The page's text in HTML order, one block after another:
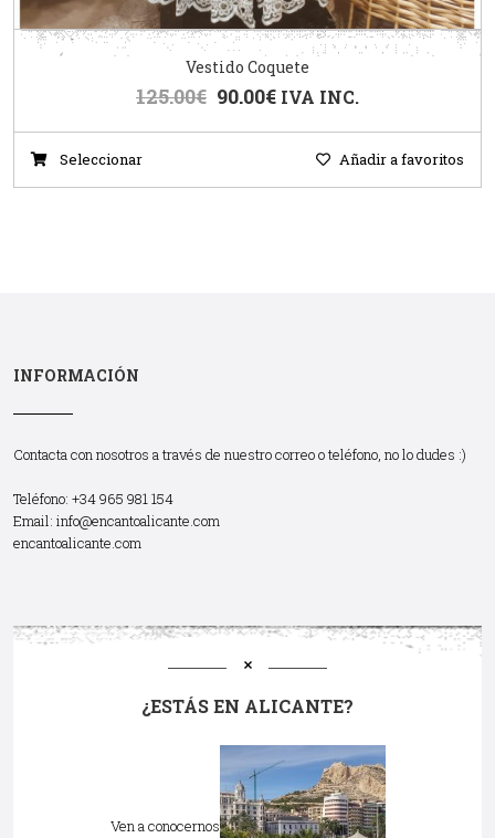
Vestido Coquete
125.00€ 90.00€ IVA INC.
Seleccionar Añadir a favoritos
INFORMACIÓN
Contacta con nosotros a través de nuestro correo o teléfono, no lo dudes :)
Teléfono: +34 965 981 154
Email: info@encantoalicante.com
encantoalicante.com
¿ESTÁS EN ALICANTE?
Ven a conocernos